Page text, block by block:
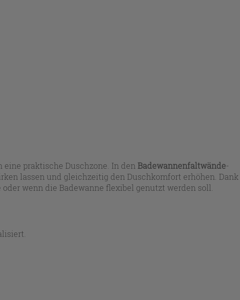
praktische Duschzone. In den Badewannenfaltwände-
lassen und gleichzeitig den Duschkomfort erhöhen. Dank
wenn die Badewanne flexibel genutzt werden soll.